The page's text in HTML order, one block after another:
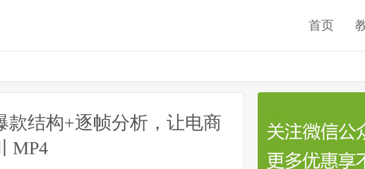
首页
款结构+逐帧分析，让电商
MP4